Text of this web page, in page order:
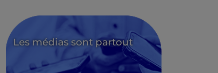
Les médias sont partout